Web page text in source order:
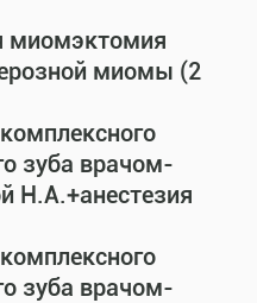
миомэктомия
миомы (2
зуба врачом-
Н.А.+анестезия
зуба врачом-